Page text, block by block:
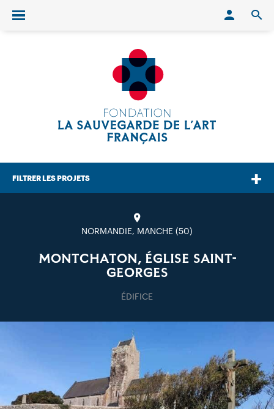
Ouvrir/fermer le menu
FILTRER LES PROJETS
NORMANDIE, MANCHE (50)
MONTCHATON, ÉGLISE SAINT-
GEORGES
ÉDIFICE